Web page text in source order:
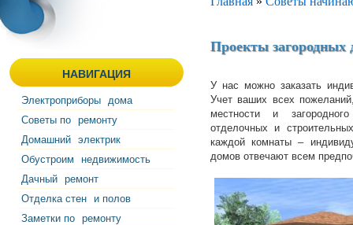
НАВИГАЦИЯ
Электроприборы дома
Советы по ремонту
Домашний электрик
Обустроим
недвижимость
Дачный ремонт
Отделка стен
и полов
Заметки по ремонту
Проекты загородных
У нас можно заказать
Учет ваших всех
местности и
отделочных и
каждой комнаты –
домов отвечают всем